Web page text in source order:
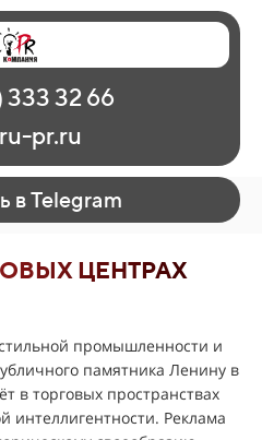
32 66
pr.ru
в Telegram
ЦЕНТРАХ
промышленности и
памятника Ленину в
в торговых пространствах
интеллигентности. Реклама